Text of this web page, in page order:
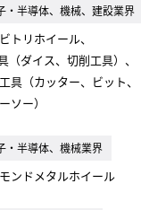
‧半導体、機械、建設業界
トリホイール、
（ダイス、切削⼯具）、
具（カッター、ビット、
ソー）
‧半導体、機械業界
ンドメタルホイール